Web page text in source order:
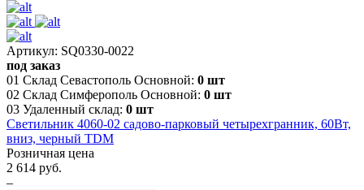
Артикул: SQ0330-0022
под заказ
01 Склад Севастополь Основной: 0 шт
02 Склад Симферополь Основной: 0 шт
03 Удаленный склад: 0 шт
Светильник 4060-02 садово-парковый четырехгранник, 60Вт,
вниз, черный TDM
Розничная цена
2 614 руб.
–